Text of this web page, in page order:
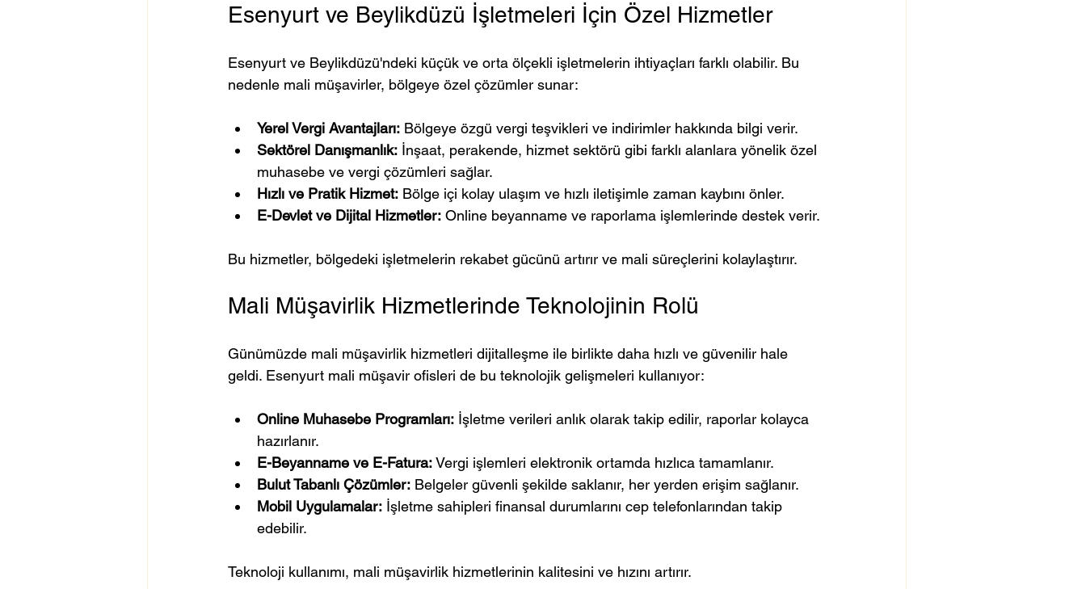
Esenyurt ve Beylikdüzü İşletmeleri İçin Özel Hizmetler
Esenyurt ve Beylikdüzü'ndeki küçük ve orta ölçekli işletmelerin ihtiyaçları farklı olabilir. Bu
nedenle mali müşavirler, bölgeye özel çözümler sunar:
Yerel Vergi Avantajları: Bölgeye özgü vergi teşvikleri ve indirimler hakkında bilgi verir.
Sektörel Danışmanlık: İnşaat, perakende, hizmet sektörü gibi farklı alanlara yönelik özel
muhasebe ve vergi çözümleri sağlar.
Hızlı ve Pratik Hizmet: Bölge içi kolay ulaşım ve hızlı iletişimle zaman kaybını önler.
E-Devlet ve Dijital Hizmetler: Online beyanname ve raporlama işlemlerinde destek verir.
Bu hizmetler, bölgedeki işletmelerin rekabet gücünü artırır ve mali süreçlerini kolaylaştırır.
Mali Müşavirlik Hizmetlerinde Teknolojinin Rolü
Günümüzde mali müşavirlik hizmetleri dijitalleşme ile birlikte daha hızlı ve güvenilir hale
geldi. Esenyurt mali müşavir ofisleri de bu teknolojik gelişmeleri kullanıyor:
Online Muhasebe Programları: İşletme verileri anlık olarak takip edilir, raporlar kolayca
hazırlanır.
E-Beyanname ve E-Fatura: Vergi işlemleri elektronik ortamda hızlıca tamamlanır.
Bulut Tabanlı Çözümler: Belgeler güvenli şekilde saklanır, her yerden erişim sağlanır.
Mobil Uygulamalar: İşletme sahipleri finansal durumlarını cep telefonlarından takip
edebilir.
Teknoloji kullanımı, mali müşavirlik hizmetlerinin kalitesini ve hızını artırır.